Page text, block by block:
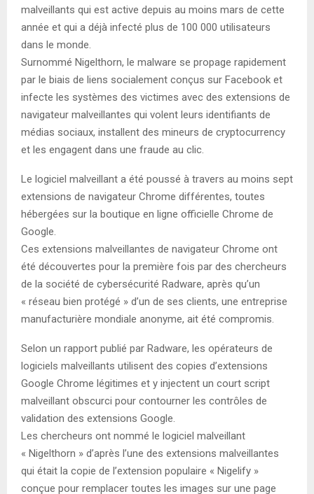
malveillants qui est active depuis au moins mars de cette
année et qui a déjà infecté plus de 100 000 utilisateurs
dans le monde.
Surnommé Nigelthorn, le malware se propage rapidement
par le biais de liens socialement conçus sur Facebook et
infecte les systèmes des victimes avec des extensions de
navigateur malveillantes qui volent leurs identifiants de
médias sociaux, installent des mineurs de cryptocurrency
et les engagent dans une fraude au clic.
Le logiciel malveillant a été poussé à travers au moins sept
extensions de navigateur Chrome différentes, toutes
hébergées sur la boutique en ligne officielle Chrome de
Google.
Ces extensions malveillantes de navigateur Chrome ont
été découvertes pour la première fois par des chercheurs
de la société de cybersécurité Radware, après qu’un
« réseau bien protégé » d’un de ses clients, une entreprise
manufacturière mondiale anonyme, ait été compromis.
Selon un rapport publié par Radware, les opérateurs de
logiciels malveillants utilisent des copies d’extensions
Google Chrome légitimes et y injectent un court script
malveillant obscurci pour contourner les contrôles de
validation des extensions Google.
Les chercheurs ont nommé le logiciel malveillant
« Nigelthorn » d’après l’une des extensions malveillantes
qui était la copie de l’extension populaire « Nigelify »
conçue pour remplacer toutes les images sur une page